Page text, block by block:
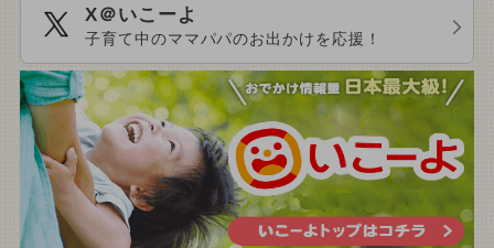
X＠いこーよ
子育て中のママパパのお出かけを応援！